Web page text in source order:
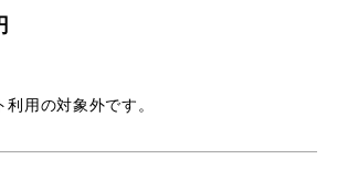
用の対象外です。